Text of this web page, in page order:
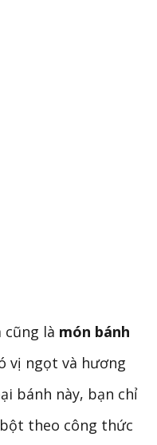
cũng là món bánh
vị ngọt và hương
bánh này, bạn chỉ
theo công thức